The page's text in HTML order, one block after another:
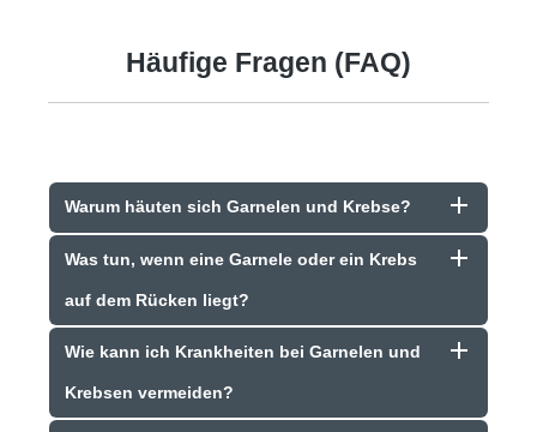
Häufige Fragen (FAQ)
Warum häuten sich Garnelen und Krebse?
Was tun, wenn eine Garnele oder ein Krebs
auf dem Rücken liegt?
Wie kann ich Krankheiten bei Garnelen und
Krebsen vermeiden?